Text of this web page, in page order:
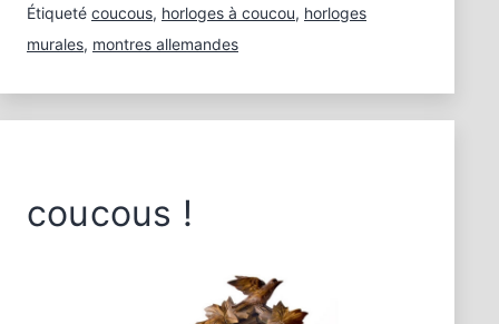
Étiqueté coucous, horloges à coucou, horloges
murales, montres allemandes
coucous !